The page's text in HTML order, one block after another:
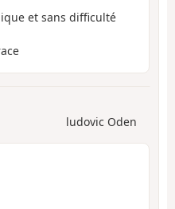
et sans difficulté
ludovic Oden